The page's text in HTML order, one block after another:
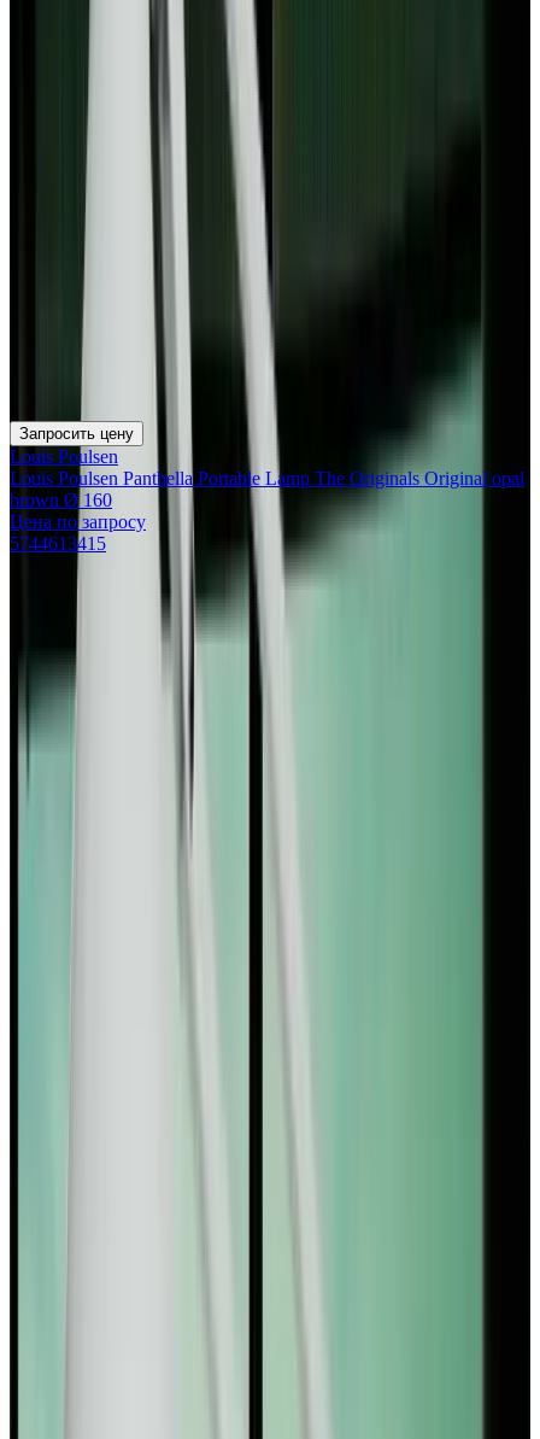
Запросить цену
Louis Poulsen
Louis Poulsen Panthella Portable Lamp The Originals Original opal
brown Ø 160
Цена по запросу
5744613415